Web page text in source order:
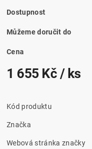
Dostupnost
Můžeme doručit do
Cena
1 655 Kč / ks
Kód produktu
Značka
Webová stránka značky